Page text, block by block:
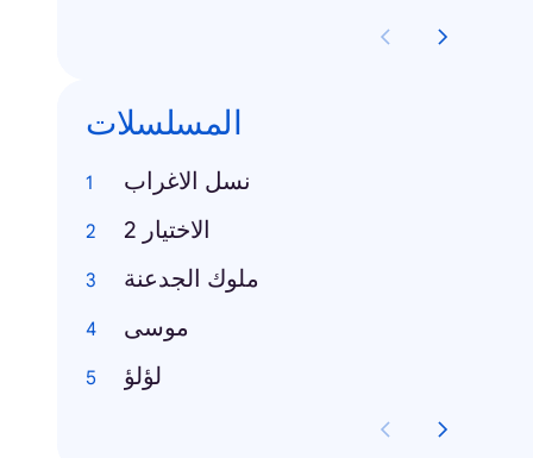
المسلسلات
نسل الاغراب
الاختيار 2
ملوك الجدعنة
موسى
لؤلؤ